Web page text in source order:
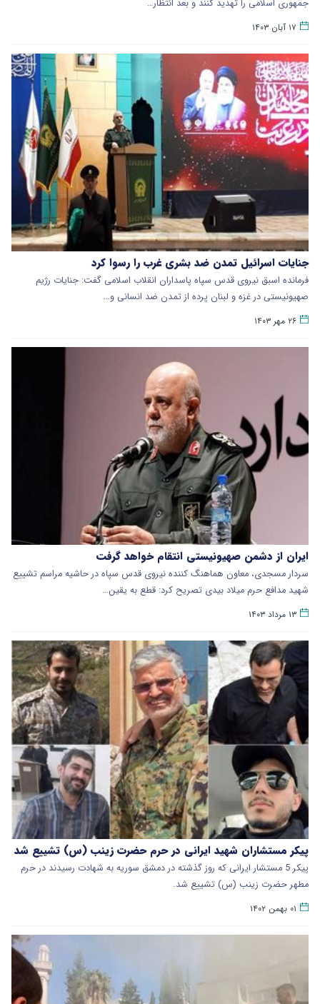
جمهوری اسلامی را تهدید کنند و بعد انتظار…
۱۷ آبان ۱۴۰۳
جنایات اسرائیل تمدن ضد بشری غرب را رسوا کرد
فرمانده اسبق نیروی قدس سپاه پاسداران انقلاب اسلامی گفت: جنایات رژیم
صهیونیستی در غزه و لبنان پرده از تمدن ضد انسانی و…
۲۶ مهر ۱۴۰۳
ایران از دشمن صهیونیستی انتقام خواهد گرفت
سردار مسجدی، معاون هماهنگ کننده نیروی قدس سپاه در حاشیه مراسم تشییع
شهید مدافع حرم میلاد بیدی تصریح کرد: قطع به یقین…
۱۳ مرداد ۱۴۰۳
پیکر مستشاران شهید ایرانی در حرم حضرت زینب (س) تشییع شد
پیکر 5 مستشار ایرانی که روز گذشته در دمشق سوریه به شهادت رسیدند در حرم
مطهر حضرت زینب (س) تشییع شد.
۰۱ بهمن ۱۴۰۲